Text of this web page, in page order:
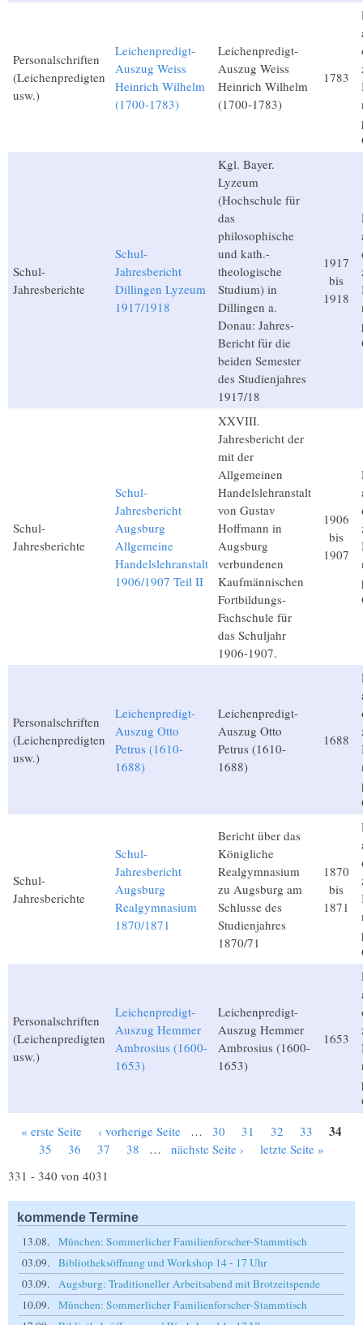
Personalschriften
(Leichenpredigten
usw.)
Leichenpredigt-
Auszug Weiss
Heinrich Wilhelm
(1700-1783)
Leichenpredigt-
Auszug Weiss
Heinrich Wilhelm
(1700-1783)
1783
Schul-
Jahresberichte
Schul-
Jahresbericht
Dillingen Lyzeum
1917/1918
Kgl. Bayer.
Lyzeum
(Hochschule für
das
philosophische
und kath.-
theologische
Studium) in
Dillingen a.
Donau: Jahres-
Bericht für die
beiden Semester
des Studienjahres
1917/18
1917
bis
1918
Schul-
Jahresberichte
Schul-
Jahresbericht
Augsburg
Allgemeine
Handelslehranstalt
1906/1907 Teil II
XXVIII.
Jahresbericht der
mit der
Allgemeinen
Handelslehranstalt
von Gustav
Hoffmann in
Augsburg
verbundenen
Kaufmännischen
Fortbildungs-
Fachschule für
das Schuljahr
1906-1907.
1906
bis
1907
Personalschriften
(Leichenpredigten
usw.)
Leichenpredigt-
Auszug Otto
Petrus (1610-
1688)
Leichenpredigt-
Auszug Otto
Petrus (1610-
1688)
1688
Schul-
Jahresberichte
Schul-
Jahresbericht
Augsburg
Realgymnasium
1870/1871
Bericht über das
Königliche
Realgymnasium
zu Augsburg am
Schlusse des
Studienjahres
1870/71
1870
bis
1871
Personalschriften
(Leichenpredigten
usw.)
Leichenpredigt-
Auszug Hemmer
Ambrosius (1600-
1653)
Leichenpredigt-
Auszug Hemmer
Ambrosius (1600-
1653)
1653
Seiten
« erste Seite ‹ vorherige Seite … 30 31 32 33 34
35 36 37 38 … nächste Seite ›
letzte Seite »
331 - 340 von 4031
kommende Termine
13.08.
München: Sommerlicher Familienforscher-Stammtisch
03.09.
Bibliotheksöffnung und Workshop 14 - 17 Uhr
03.09.
Augsburg: Traditioneller Arbeitsabend mit Brotzeitspende
10.09.
München: Sommerlicher Familienforscher-Stammtisch